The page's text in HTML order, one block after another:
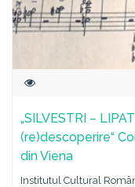
„SILVESTRI –
(re)descoperire“
din Viena
Institutul Cultural